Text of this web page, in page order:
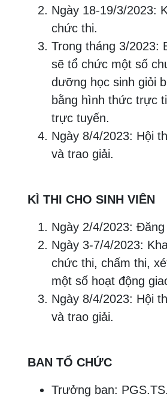
Ngày 18-19/3/2023:
chức thi.
Trong tháng 3/2023:
sẽ tổ chức một số
dưỡng học sinh giỏi
bằng hình thức trực
trực tuyến.
Ngày 8/4/2023: Hội
và trao giải.
KÌ THI CHO SINH VIÊN
Ngày 2/4/2023: Đăng
Ngày 3-7/4/2023:
chức thi, chấm thi,
một số hoạt động
Ngày 8/4/2023: Hội
và trao giải.
BAN TỔ CHỨC
Trưởng ban: